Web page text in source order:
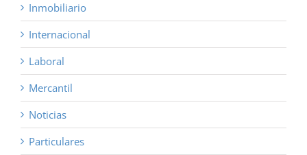
Inmobiliario
Internacional
Laboral
Mercantil
Noticias
Particulares